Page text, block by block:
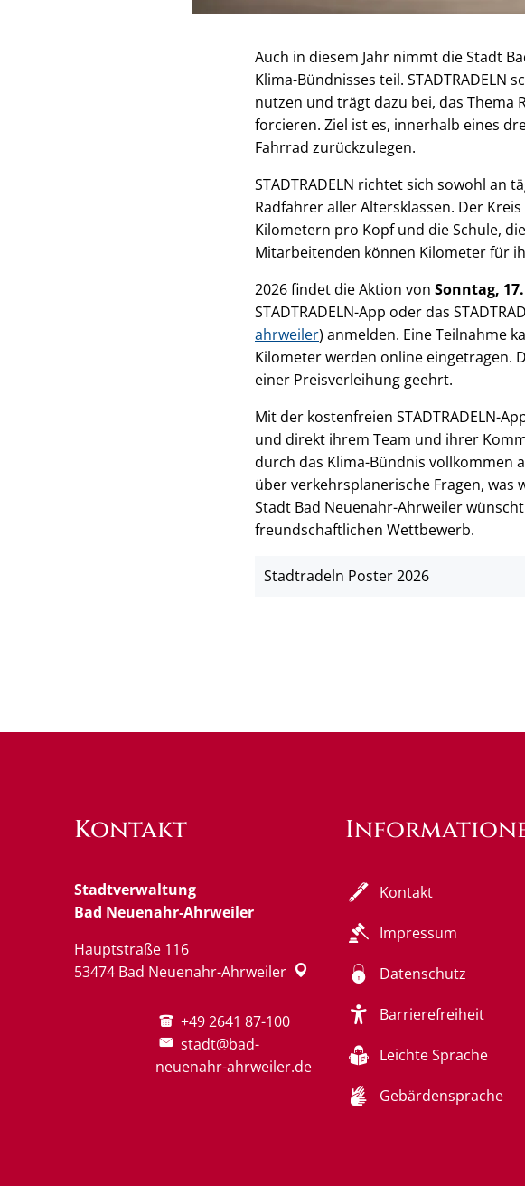
Auch in diesem Jahr nimmt die Stadt
Klima-Bündnisses teil. STADTRADELN
nutzen und trägt dazu bei, das Thema
forcieren. Ziel ist es, innerhalb eines
Fahrrad zurückzulegen.
STADTRADELN richtet sich sowohl an
Radfahrer aller Altersklassen. Der
Kilometern pro Kopf und die Schule,
Mitarbeitenden können Kilometer für
2026 findet die Aktion von Sonntag,
STADTRADELN-App oder das
ahrweiler) anmelden. Eine Teilnahme
Kilometer werden online eingetragen.
einer Preisverleihung geehrt.
Mit der kostenfreien STADTRADELN-
und direkt ihrem Team und ihrer
durch das Klima-Bündnis vollkommen
über verkehrsplanerische Fragen,
Stadt Bad Neuenahr-Ahrweiler
freundschaftlichen Wettbewerb.
Stadtradeln Poster 2026
Kontakt
Stadtverwaltung
Bad Neuenahr-Ahrweiler
Hauptstraße 116
53474 Bad Neuenahr-Ahrweiler
+49 2641 87-100
stadt@bad-
neuenahr-ahrweiler.de
Kontakt
Impressum
Datenschutz
Barrierefreiheit
Leichte Sprache
Gebärdensprache